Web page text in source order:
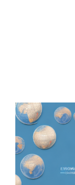
Zeige
grösseres
Bild